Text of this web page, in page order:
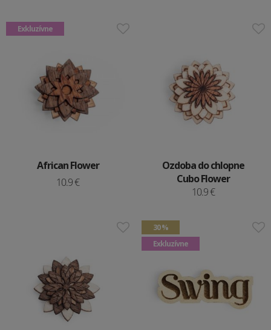
Exkluzívne
African Flower
10.9 €
Ozdoba do chlopne
Cubo Flower
10.9 €
30 %
Exkluzívne